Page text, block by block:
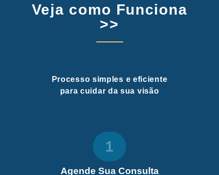
Veja como Funciona
>>
Processo simples e eficiente
para cuidar da sua visão
1
Agende Sua Consulta